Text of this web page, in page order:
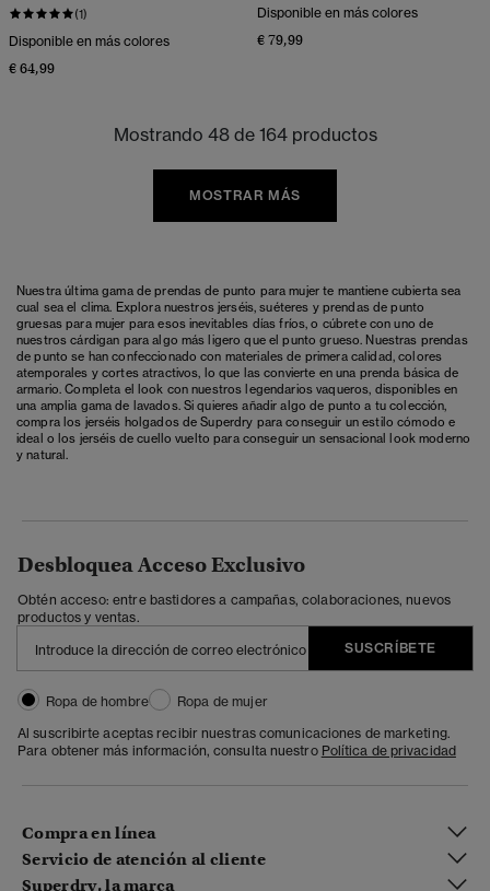
(1)
Disponible en más colores
€ 64,99
Disponible en más colores
€ 79,99
Mostrando 48 de 164 productos
MOSTRAR MÁS
Nuestra última gama de prendas de punto para mujer te mantiene cubierta sea
cual sea el clima. Explora nuestros jerséis, suéteres y prendas de punto
gruesas para mujer para esos inevitables días fríos, o cúbrete con uno de
nuestros cárdigan para algo más ligero que el punto grueso. Nuestras prendas
de punto se han confeccionado con materiales de primera calidad, colores
atemporales y cortes atractivos, lo que las convierte en una prenda básica de
armario. Completa el look con nuestros legendarios vaqueros, disponibles en
una amplia gama de lavados. Si quieres añadir algo de punto a tu colección,
compra los jerséis holgados de Superdry para conseguir un estilo cómodo e
ideal o los jerséis de cuello vuelto para conseguir un sensacional look moderno
y natural.
Desbloquea Acceso Exclusivo
Obtén acceso: entre bastidores a campañas, colaboraciones, nuevos
productos y ventas.
SUSCRÍBETE
Ropa de hombre
Ropa de mujer
Al suscribirte aceptas recibir nuestras comunicaciones de marketing.
Para obtener más información, consulta nuestro Política de privacidad
Compra en línea
Servicio de atención al cliente
Superdry, la marca